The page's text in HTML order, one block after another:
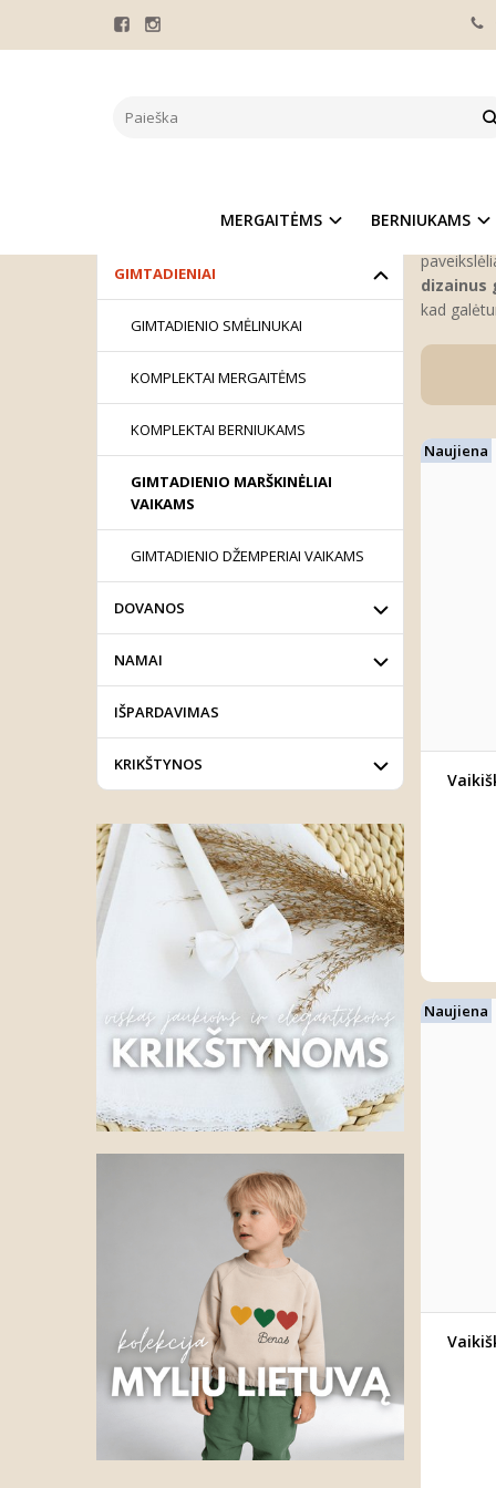
MERGAITĖMS BERNIUKAMS
dizainus
kad
Naujiena
Naujiena
MERGAITĖMS
GIMTADIENIAI
GIMTADIENIO SMĖLINUKAI
KOMPLEKTAI MERGAITĖMS
KOMPLEKTAI BERNIUKAMS
GIMTADIENIO MARŠKINĖLIAI
VAIKAMS
GIMTADIENIO DŽEMPERIAI VAIKAMS
DOVANOS
NAMAI
IŠPARDAVIMAS
KRIKŠTYNOS